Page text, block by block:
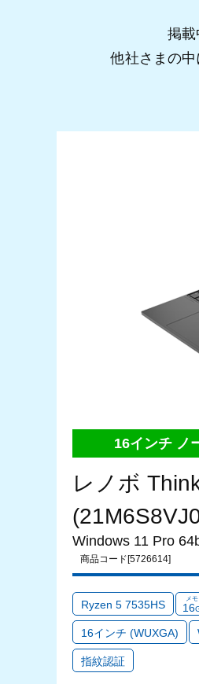
掲載
他社さまの
16インチ ノ
レノボ
Windows 11 Pro
商品コード[5726614]
Ryzen 5 7535HS メモ
16
16インチ (WUXGA)
指紋認証